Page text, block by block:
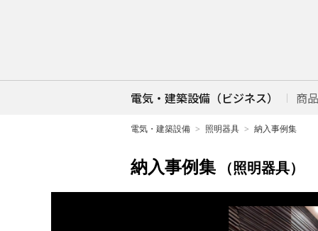
電気・建築設備（ビジネス） 商
電気・建築設備 照明器具 納入事例集
納入事例集 （照明器具）